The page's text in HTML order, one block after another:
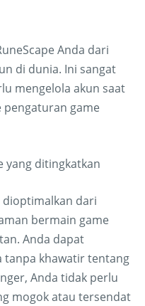
Anda dari
di dunia. Ini sangat
mengelola akun saat
pengaturan game
yang ditingkatkan
dioptimalkan dari
bermain game
Anda dapat
tanpa khawatir tentang
Anda tidak perlu
mogok atau tersendat